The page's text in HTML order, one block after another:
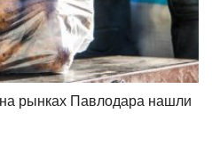
рынках Павлодара нашли